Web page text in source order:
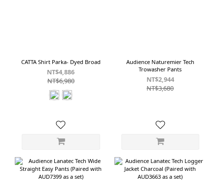
CATTA Shirt Parka- Dyed Broad
NT$4,886
NT$6,980
Audience Naturemier Tech
Trowasher Pants
NT$2,944
NT$3,680